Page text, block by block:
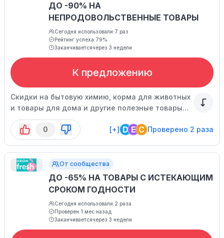
ДО -90% НА
НЕПРОДОВОЛЬСТВЕННЫЕ ТОВАРЫ
Сегодня использовали:7 раз
Рейтинг успеха:79%
Заканчиваетсячерез 3 недели
К предложению
Скидки на бытовую химию, корма для животных
и товары для дома и другие полезные товары
ждут вас на открывшейся странице.
0
[+] D E C Проверено 2 раза
От сообщества
ДО -65% НА ТОВАРЫ С ИСТЕКАЮЩИМ
СРОКОМ ГОДНОСТИ
Сегодня использовали:2 раза
Проверен:1 мес назад
Заканчиваетсячерез 3 недели